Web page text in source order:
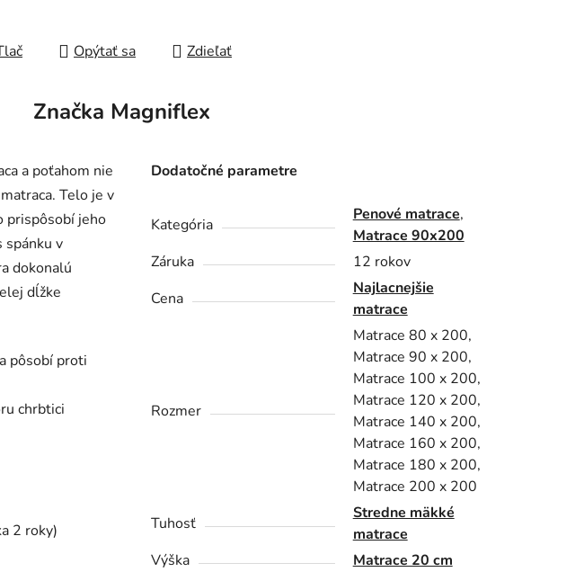
Opýtať sa Zdieľať
Značka Magniflex
a poťahom nie
Telo je v
prispôsobí jeho
spánku v
dokonalú
dĺžke
pôsobí proti
chrbtici
2 roky)
Dodatočné parametre
Kategória
Penové matrace,
Matrace 90x200
Záruka
12 rokov
Cena
Najlacnejšie
matrace
Rozmer
Matrace 80 x 200,
Matrace 90 x 200,
Matrace 100 x 200,
Matrace 120 x 200,
Matrace 140 x 200,
Matrace 160 x 200,
Matrace 180 x 200,
Matrace 200 x 200
Tuhosť
Stredne mäkké
matrace
Výška
Matrace 20 cm